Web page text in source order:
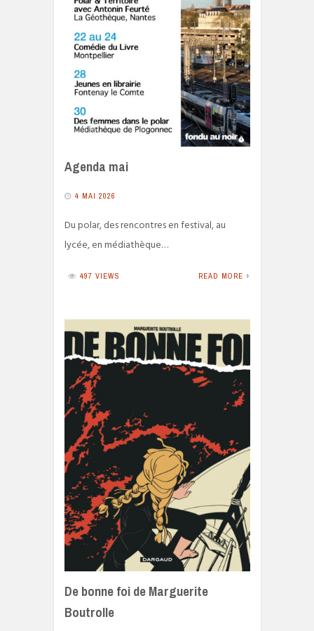
Agenda mai
4 MAI 2026
Du polar, des rencontres en festival, au
lycée, en médiathèque…
497 VIEWS READ MORE
De bonne foi de Marguerite
Boutrolle